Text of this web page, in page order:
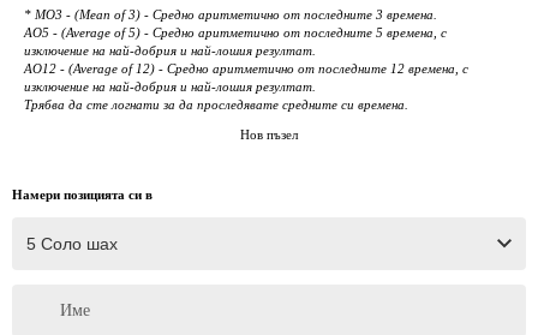
* MO3 - (Mean of 3) - Средно аритметично от последните 3 времена.
AO5 - (Average of 5) - Средно аритметично от последните 5 времена, с
изключение на най-добрия и най-лошия резултат.
AO12 - (Average of 12) - Средно аритметично от последните 12 времена, с
изключение на най-добрия и най-лошия резултат.
Трябва да сте логнати за да проследявате средните си времена.
Нов пъзел
Намери позицията си в
Име